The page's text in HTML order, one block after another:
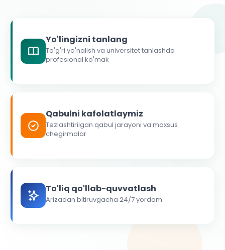
Yo'lingizni tanlang
To'g'ri yo'nalish va universitet tanlashda
profesional ko'mak
Qabulni kafolatlaymiz
Tezlashtirilgan qabul jarayoni va maxsus
chegirmalar
To'liq qo'llab-quvvatlash
Arizadan bitiruvgacha 24/7 yordam